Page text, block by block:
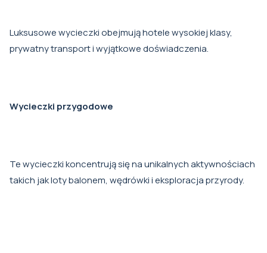
Luksusowe wycieczki obejmują hotele wysokiej klasy,
prywatny transport i wyjątkowe doświadczenia.
Wycieczki przygodowe
Te wycieczki koncentrują się na unikalnych aktywnościach
takich jak loty balonem, wędrówki i eksploracja przyrody.